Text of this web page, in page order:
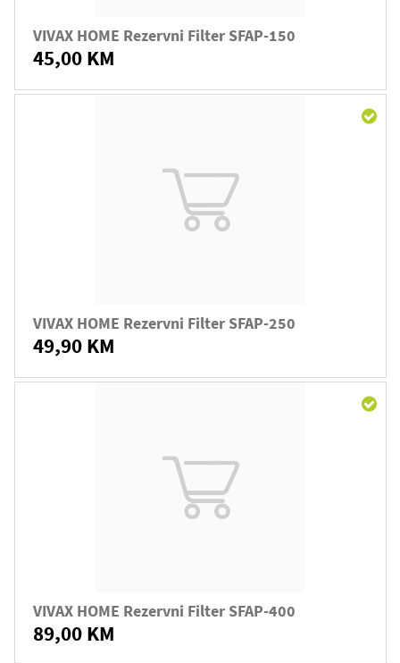
VIVAX HOME Rezervni Filter SFAP-150
45,00 KM
VIVAX HOME Rezervni Filter SFAP-250
49,90 KM
VIVAX HOME Rezervni Filter SFAP-400
89,00 KM